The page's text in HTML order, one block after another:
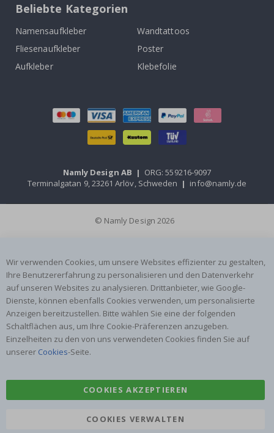
Beliebte Kategorien
Namensaufkleber
Wandtattoos
Fliesenaufkleber
Poster
Aufkleber
Klebefolie
Namly Design AB | ORG: 559216-9097
Terminalgatan 9, 23261 Arlöv, Schweden | info@namly.de
© Namly Design 2026
Wir verwenden Cookies, um unsere Websites effizienter zu gestalten,
Ihre Benutzererfahrung zu personalisieren und den Datenverkehr
auf unseren Websites zu analysieren. Drittanbieter, wie Google-
Dienste, können ebenfalls Cookies verwenden, um personalisierte
Anzeigen bereitzustellen. Bitte wählen Sie eine der folgenden
Schaltflächen aus, um Ihre Cookie-Präferenzen anzugeben.
Einzelheiten zu den von uns verwendeten Cookies finden Sie auf
unserer Cookies-Seite.
COOKIES AKZEPTIEREN
COOKIES VERWALTEN